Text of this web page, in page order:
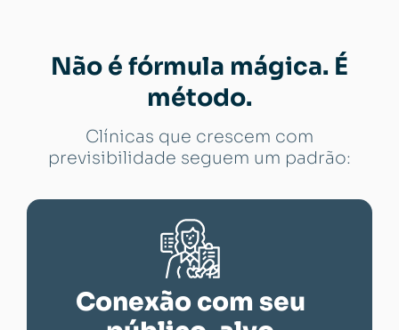
Não é fórmula mágica. É
método.
Clínicas que crescem com
previsibilidade seguem um padrão:
Conexão com seu